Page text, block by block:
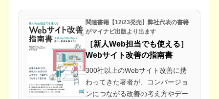
関連書籍【12/23発売】弊社代表の書籍
がマイナビ出版より出ます
［新人Web担当でも使える］
Webサイト改善の指南書
300社以上のWebサイト改善に携
わってきた著者が、コンバージョ
ンにつながる改善の考え方やデー